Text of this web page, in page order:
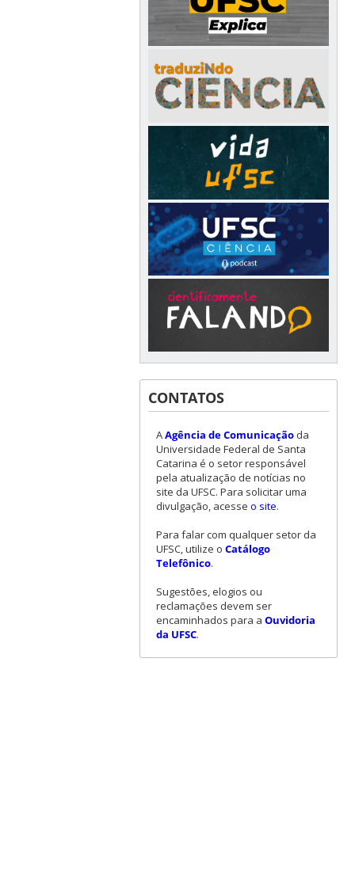
CONTATOS
AAgência de Comunicaçãoda
Universidade Federal de Santa
Catarina é o setor responsável
pela atualização de notícias no
site da UFSC. Para solicitar uma
divulgação, acesse o site.
Para falar com qualquer setor da
UFSC, utilize o Catálogo
Telefônico.
Sugestões, elogios ou
reclamações devem ser
encaminhados para a Ouvidoria
da UFSC.